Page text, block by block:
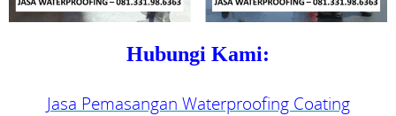
Hubungi Kami:
Jasa Pemasangan Waterproofing Coating